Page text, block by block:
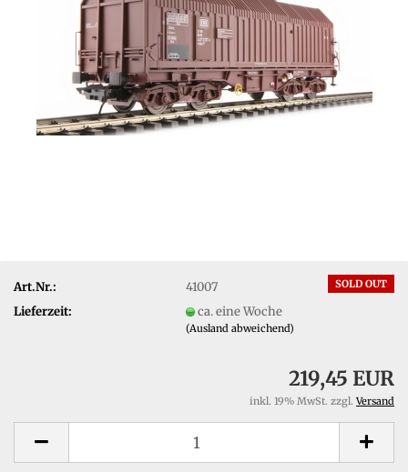
SOLD OUT
Art.Nr.:
41007
Lieferzeit:
ca. eine Woche
(Ausland abweichend)
219,45 EUR
inkl. 19% MwSt. zzgl. Versand